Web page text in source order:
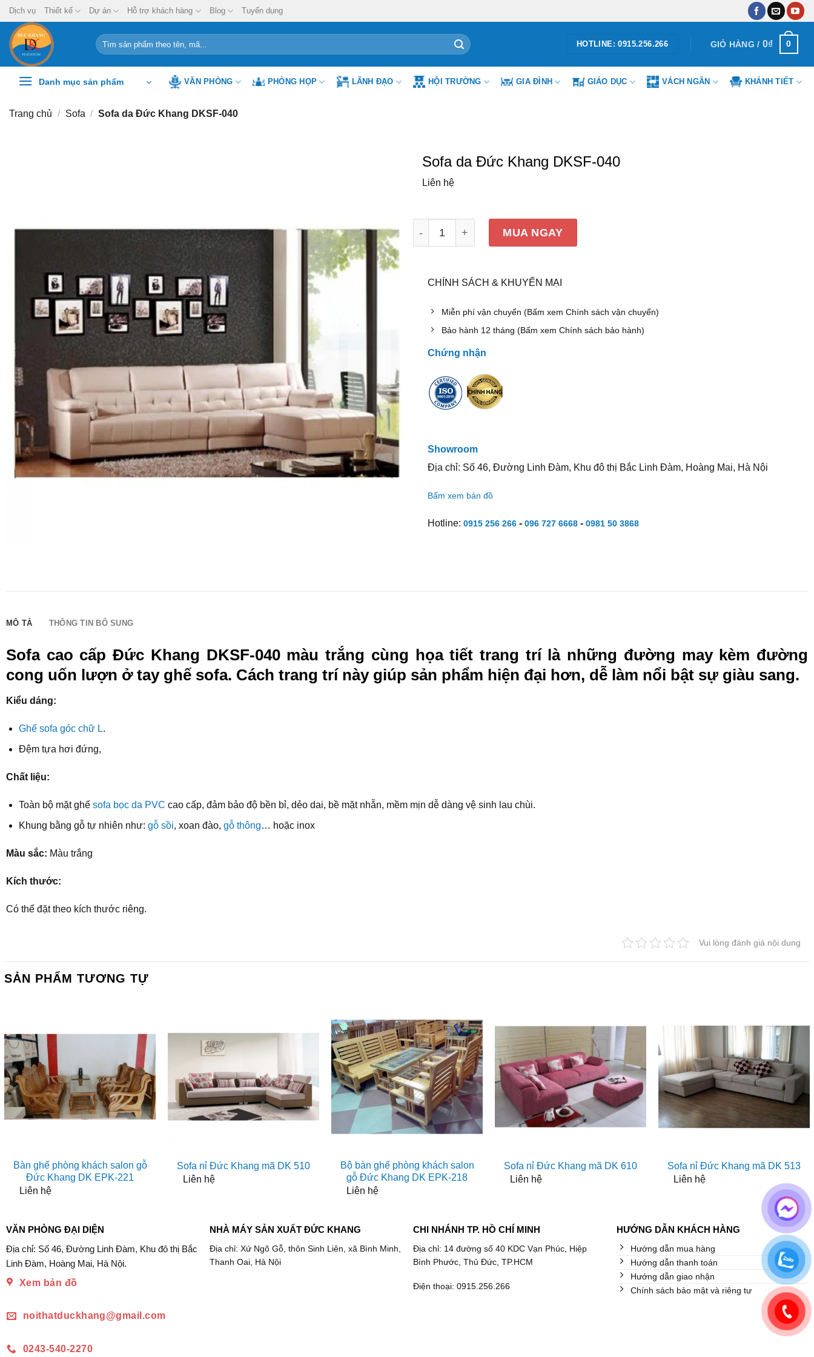
Chuyển
đến
nội
dung
Dịch vụ Thiết kế Dự án Hỗ trợ khách hàng Blog Tuyển dụng
Tìm
kiếm:
HOTLINE: 0915.256.266 GIỎ HÀNG / 0₫ 0
Danh mục sản phẩm VĂN PHÒNG PHÒNG HỌP LÃNH ĐẠO HỘI TRƯỜNG GIA ĐÌNH GIÁO DỤC VÁCH NGĂN KHÁNH TIẾT
Trang chủ / Sofa / Sofa da Đức Khang DKSF-040
Sofa da Đức Khang DKSF-040
Liên hệ
MUA NGAY
CHÍNH SÁCH & KHUYẾN MẠI
Miễn phí vận chuyển (Bấm xem Chính sách vận chuyển)
Bảo hành 12 tháng (Bấm xem Chính sách bảo hành)
Chứng nhận
Showroom
Địa chỉ: Số 46, Đường Linh Đàm, Khu đô thị Bắc Linh Đàm, Hoàng Mai, Hà Nội
Bấm xem bản đồ
Hotline: 0915 256 266- 096 727 6668- 0981 50 3868
MÔ TẢ THÔNG TIN BỔ SUNG
Sofa cao cấp Đức Khang DKSF-040 màu trắng cùng họa tiết trang trí là những đường may kèm đường
cong uốn lượn ở tay ghế sofa. Cách trang trí này giúp sản phẩm hiện đại hơn, dễ làm nổi bật sự giàu sang.
Kiểu dáng:
Ghế sofa góc chữ L.
Đệm tựa hơi đứng,
Chất liệu:
Toàn bộ mặt ghế sofa bọc da PVC cao cấp, đảm bảo độ bền bỉ, dẻo dai, bề mặt nhẵn, mềm mịn dễ dàng vệ sinh lau chùi.
Khung bằng gỗ tự nhiên như: gỗ sồi, xoan đào, gỗ thông… hoặc inox
Màu sắc: Màu trắng
Kích thước:
Có thể đặt theo kích thước riêng.
Vui lòng đánh giá nội dung
SẢN PHẨM TƯƠNG TỰ
Bàn ghế phòng khách salon gỗ
Đức Khang DK EPK-221
Liên hệ
Sofa nỉ Đức Khang mã DK 510
Liên hệ
Bộ bàn ghế phòng khách salon
gỗ Đức Khang DK EPK-218
Liên hệ
Sofa nỉ Đức Khang mã DK 610
Liên hệ
Sofa nỉ Đức Khang mã DK 513
Liên hệ
VĂN PHÒNG ĐẠI DIỆN
Địa chỉ: Số 46, Đường Linh Đàm, Khu đô thị Bắc
Linh Đàm, Hoàng Mai, Hà Nội.
Xem bản đồ
noithatduckhang@gmail.com
0243-540-2270
NHÀ MÁY SẢN XUẤT ĐỨC KHANG
Địa chỉ: Xứ Ngõ Gỗ, thôn Sinh Liên, xã Bình Minh,
Thanh Oai, Hà Nội
CHI NHÁNH TP. HỒ CHÍ MINH
Địa chỉ: 14 đường số 40 KDC Vạn Phúc, Hiệp
Bình Phước, Thủ Đức, TP.HCM
Điện thoại: 0915.256.266
HƯỚNG DẪN KHÁCH HÀNG
Hướng dẫn mua hàng
Hướng dẫn thanh toán
Hướng dẫn giao nhận
Chính sách bảo mật và riêng tư